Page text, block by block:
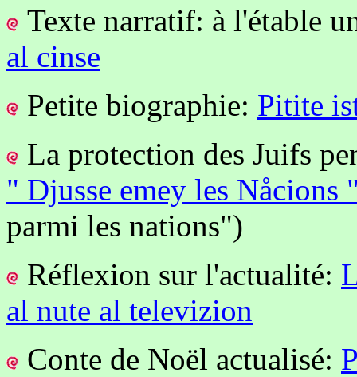
Texte narratif: à l'étable
al cinse
Petite biographie: Pitite
La protection des Juifs
" Djusse emey les Nåcions
parmi les nations")
Réflexion sur l'actualité:
al nute al televizion
Conte de Noël actualisé: